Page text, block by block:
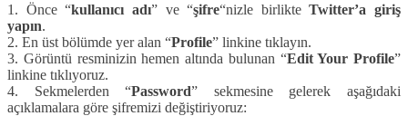
1. Önce “kullanıcı adı” ve “şifre“nizle birlikteTwitter’a giriş
yapın.
2. En üst bölümde yer alan “Profile” linkine tıklayın.
3. Görüntü resminizin hemen altında bulunan “Edit Your Profile”
linkine tıklıyoruz.
4. Sekmelerden “Password” sekmesine gelerek aşağıdaki
açıklamalara göre şifremizi değiştiriyoruz: